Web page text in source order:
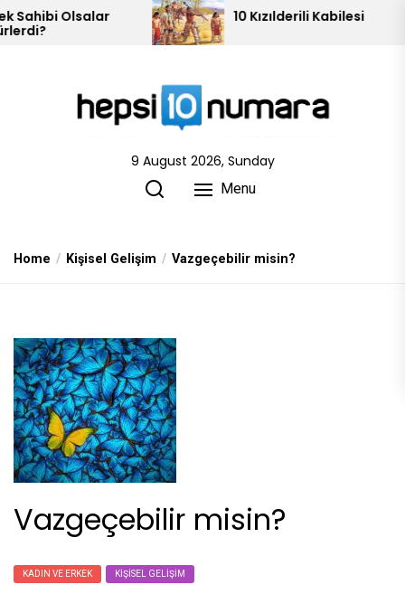
Skip
to
10 Kızılderili Kabilesi
9 August 2026, Sunday
Menu
Home Kişisel Gelişim Vazgeçebilir misin?
Vazgeçebilir misin?
KADIN VE ERKEK KIŞISEL GELIŞIM